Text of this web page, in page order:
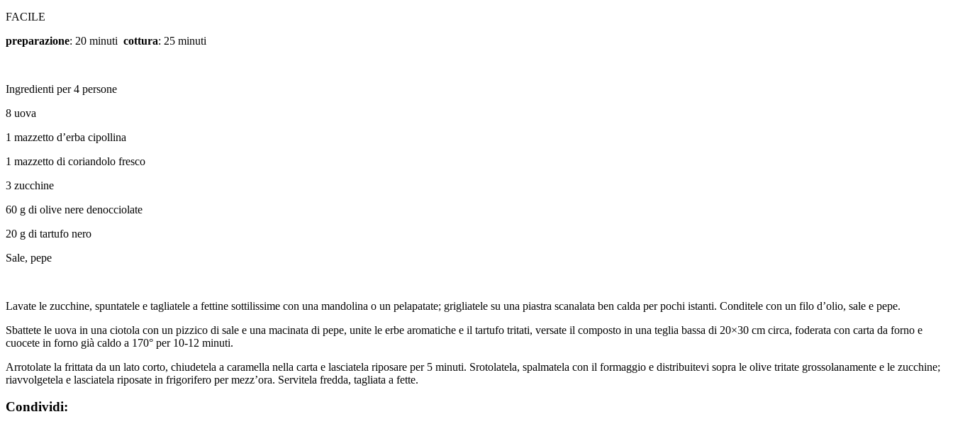
FACILE
preparazione: 20 minuti cottura: 25 minuti
Ingredienti per 4 persone
8 uova
1 mazzetto d’erba cipollina
1 mazzetto di coriandolo fresco
3 zucchine
60 g di olive nere denocciolate
20 g di tartufo nero
Sale, pepe
Lavate le zucchine, spuntatele e tagliatele a fettine sottilissime con una mandolina o un pelapatate; grigliatele su una piastra scanalata ben calda per pochi istanti. Conditele con un filo d’olio, sale e pepe.
Sbattete le uova in una ciotola con un pizzico di sale e una macinata di pepe, unite le erbe aromatiche e il tartufo tritati, versate il composto in una teglia bassa di 20×30 cm circa, foderata con carta da forno e
cuocete in forno già caldo a 170° per 10-12 minuti.
Arrotolate la frittata da un lato corto, chiudetela a caramella nella carta e lasciatela riposare per 5 minuti. Srotolatela, spalmatela con il formaggio e distribuitevi sopra le olive tritate grossolanamente e le zucchine;
riavvolgetela e lasciatela riposate in frigorifero per mezz’ora. Servitela fredda, tagliata a fette.
Condividi: